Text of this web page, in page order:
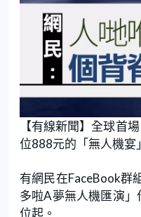
【有線新聞】全球首
位888元的「無人機宴
有網民在FaceBook群
多啦A夢無人機匯演
位起。